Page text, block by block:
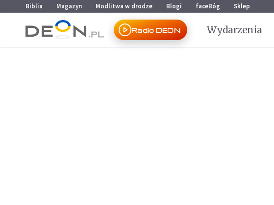
Przejdź do menu głównego
Przejdź do treści
Biblia Magazyn Modlitwa w drodze Blogi faceBóg Sklep
Radio DEON Wydarzenia